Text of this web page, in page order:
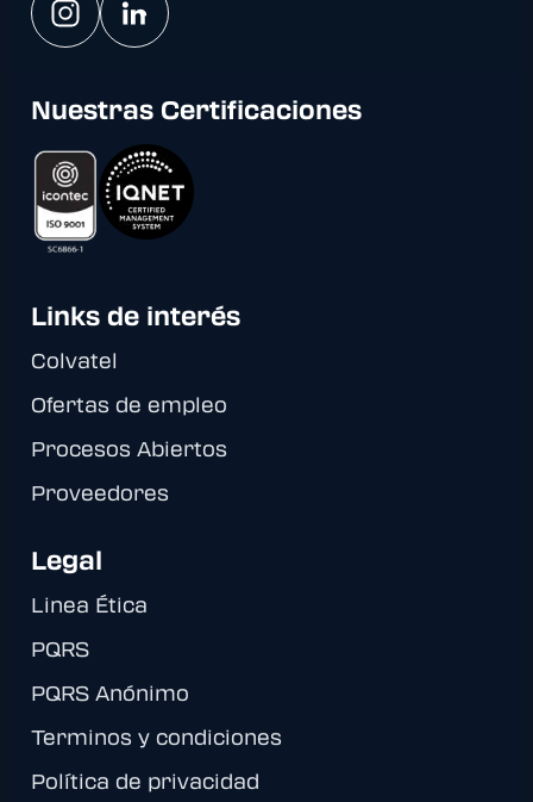
Nuestras Certificaciones
Links de interés
Colvatel
Ofertas de empleo
Procesos Abiertos
Proveedores
Legal
Linea Ética
PQRS
PQRS Anónimo
Terminos y condiciones
Política de privacidad